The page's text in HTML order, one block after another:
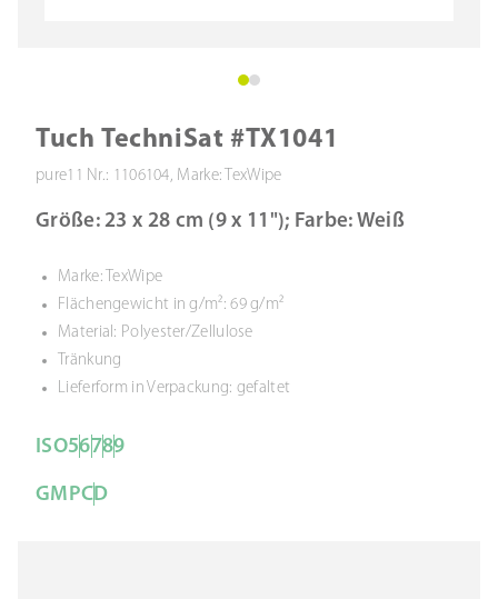
Tuch TechniSat #TX1041
pure11 Nr.: 1106104, Marke: TexWipe
Größe: 23 x 28 cm (9 x 11"); Farbe: Weiß
Marke: TexWipe
Flächengewicht in g/m²: 69 g/m²
Material: Polyester/Zellulose
Tränkung
Lieferform in Verpackung: gefaltet
ISO56789
GMPCD